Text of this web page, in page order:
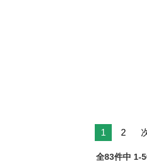
1 2
全83件中 1-